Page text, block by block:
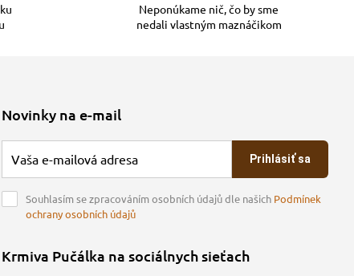
Neponúkame nič, čo by sme
nedali vlastným maznáčikom
Novinky na e-mail
Prihlásiť sa
Souhlasím se zpracováním osobních údajů dle našich Podmínek
ochrany osobních údajů
Krmiva Pučálka na sociálnych sieťach